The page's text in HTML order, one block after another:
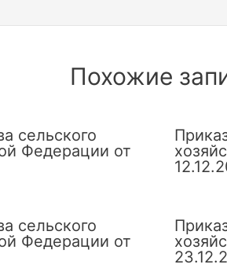
Похожие
сельского
Федерации от
сельского
Федерации от